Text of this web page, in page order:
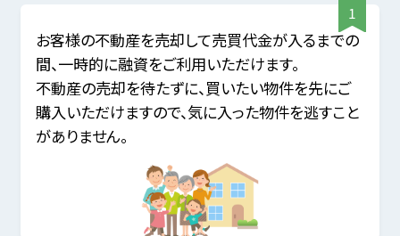
お客様の不動産を売却して売買代金が入るまでの
間、一時的に融資をご利用いただけます。
不動産の売却を待たずに、買いたい物件を先にご
購入いただけますので、気に入った物件を逃すこと
がありません。